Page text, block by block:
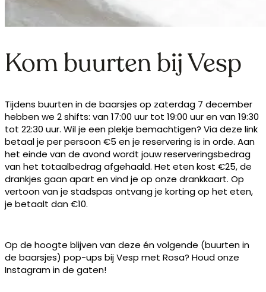
Kom buurten bij Vesp
Tijdens buurten in de baarsjes op zaterdag 7 december
hebben we 2 shifts: van 17:00 uur tot 19:00 uur en van 19:30
tot 22:30 uur. Wil je een plekje bemachtigen? Via deze link
betaal je per persoon €5 en je reservering is in orde. Aan
het einde van de avond wordt jouw reserveringsbedrag
van het totaalbedrag afgehaald. Het eten kost €25, de
drankjes gaan apart en vind je op onze drankkaart. Op
vertoon van je stadspas ontvang je korting op het eten,
je betaalt dan €10.
Op de hoogte blijven van deze én volgende (buurten in
de baarsjes) pop-ups bij Vesp met Rosa? Houd onze
Instagram in de gaten!